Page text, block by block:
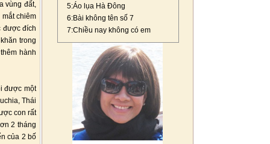
vùng đất,
chiêm
được đích
trong
hành
được một
Thái
con rất
2 tháng
của 2 bố
5:Áo lụa Hà Đông
6:Bài không tên số 7
7:Chiều nay không có em